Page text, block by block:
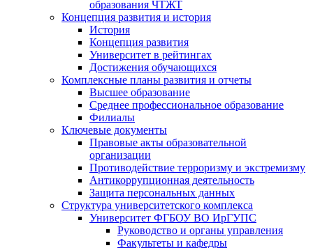
образования ЧТЖТ
Концепция развития и история
История
Концепция развития
Университет в рейтингах
Достижения обучающихся
Комплексные планы развития и отчеты
Высшее образование
Среднее профессиональное образование
Филиалы
Ключевые документы
Правовые акты образовательной
организации
Противодействие терроризму и экстремизму
Антикоррупционная деятельность
Защита персональных данных
Структура университетского комплекса
Университет ФГБОУ ВО ИрГУПС
Руководство и органы управления
Факультеты и кафедры